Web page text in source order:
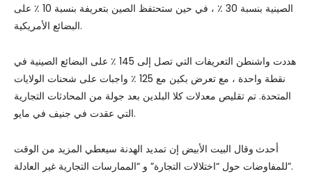
الصينية بنسبة 30 ٪ ، في حين ستحتفظ الصين بتعريفة بنسبة 10 ٪ على
البضائع الأمريكية.
هددت واشنطن التعريفات التي تصل إلى 145 ٪ على البضائع الصينية في
نقطة واحدة ، مع تعرض بكين مع 125 ٪ واجبات على شحنات الولايات
المتحدة. تم تقليص معدلات كلا البلدين بعد جولة من المحادثات التجارية
التي عقدت في جنيف في مايو.
أحدث وقال البيت الأبيض إن تمديد الهدنة سيعطي المزيد من الوقت
للمفاوضات حول “اختلالات التجارة” و “الممارسات التجارية غير العادلة”.